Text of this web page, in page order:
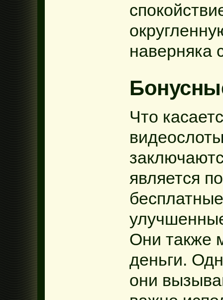
наверняка
Что
является
Они также
деньги.
они